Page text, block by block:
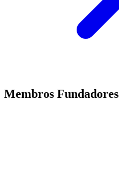
Membros Fundadores